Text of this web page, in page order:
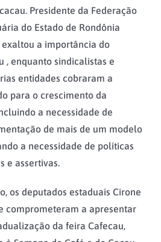
Presidente da Federação
do Estado de Rondônia
exaltou a importância do
, enquanto sindicalistas e
entidades cobraram a
para o crescimento da
a necessidade de
de mais de um modelo
a necessidade de políticas
e assertivas.
os deputados estaduais Cirone
comprometeram a apresentar
da feira Cafecau,